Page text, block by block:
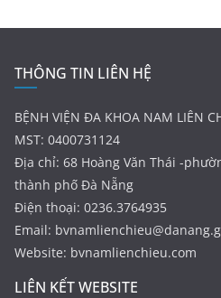
THÔNG TIN LIÊN HỆ
BỆNH VIỆN ĐA KHOA NAM LIÊN
MST: 0400731124
Địa chỉ: 68 Hoàng Văn Thái -
thành phố Đà Nẵng
Điện thoại: 0236.3764935
Email:
Website: bvnamlienchieu.com
LIÊN KẾT WEBSITE